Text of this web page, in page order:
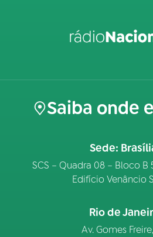
Saiba onde
Sede:
SCS – Quadra 08 – Bloco B
Edifício Venâncio
Rio de
Av. Gomes